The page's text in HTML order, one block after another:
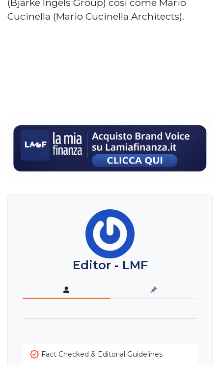
(Bjarke Ingels Group) così come Mario
Cucinella (Mario Cucinella Architects).
Editor - LMF
Fact Checked & Editorial Guidelines